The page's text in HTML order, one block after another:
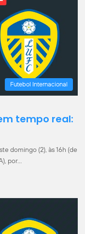
Futebol Internacional
tempo real:
domingo (2), às 16h (de
por…